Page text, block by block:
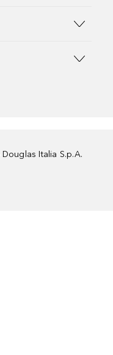
Douglas Italia S.p.A.